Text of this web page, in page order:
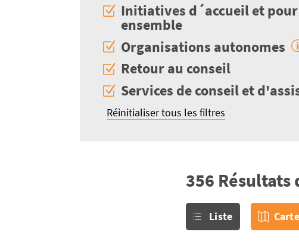
Initiatives d´accueil et
ensemble
Organisations autonomes
Retour au conseil
Services de conseil et
Réinitialiser tous les filtres
356 Résultats
Liste